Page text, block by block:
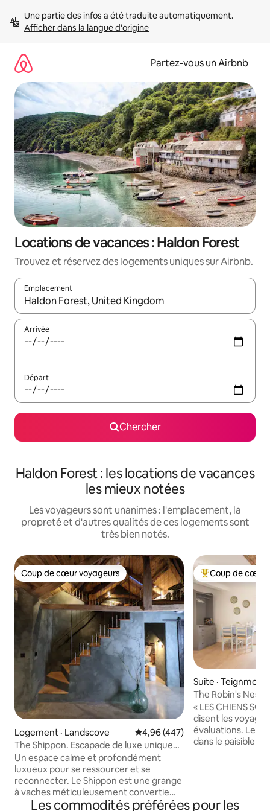
directement
Afficher dans la langue d'origine
Partez-vous un Airbnb
Locations de vacances : Haldon Forest
Trouvez et réservez des logements uniques sur Airbnb.
Emplacement
Quand les résultats sont affichés, parcourez-les en utilisant
Arrivée
Départ
Chercher
Haldon Forest : les locations de vacances
les mieux notées
Les voyageurs sont unanimes : l'emplacement, la
propreté et d'autres qualités de ces logements sont
très bien notés.
Coup de cœur voyageurs
Coup de cœur voyageurs
Logement · Landscove Note moyenne de 4,96 sur 5,
4,96 (447)
The Shippon. Escapade de luxe unique
dans le sud du Devon.
Un espace calme et profondément
luxueux pour se ressourcer et se
reconnecter. Le Shippon est une grange
à vaches méticuleusement convertie
avec des sols en béton chauffé et poli,
Coup de cœur
Coup de cœur
Suite ·
The Robin's
et élégante
« LES CHIENS
disent les
évaluations. Le Robin's Nest est situé
dans le paisible
et de leur
Les commodités préférées pour les